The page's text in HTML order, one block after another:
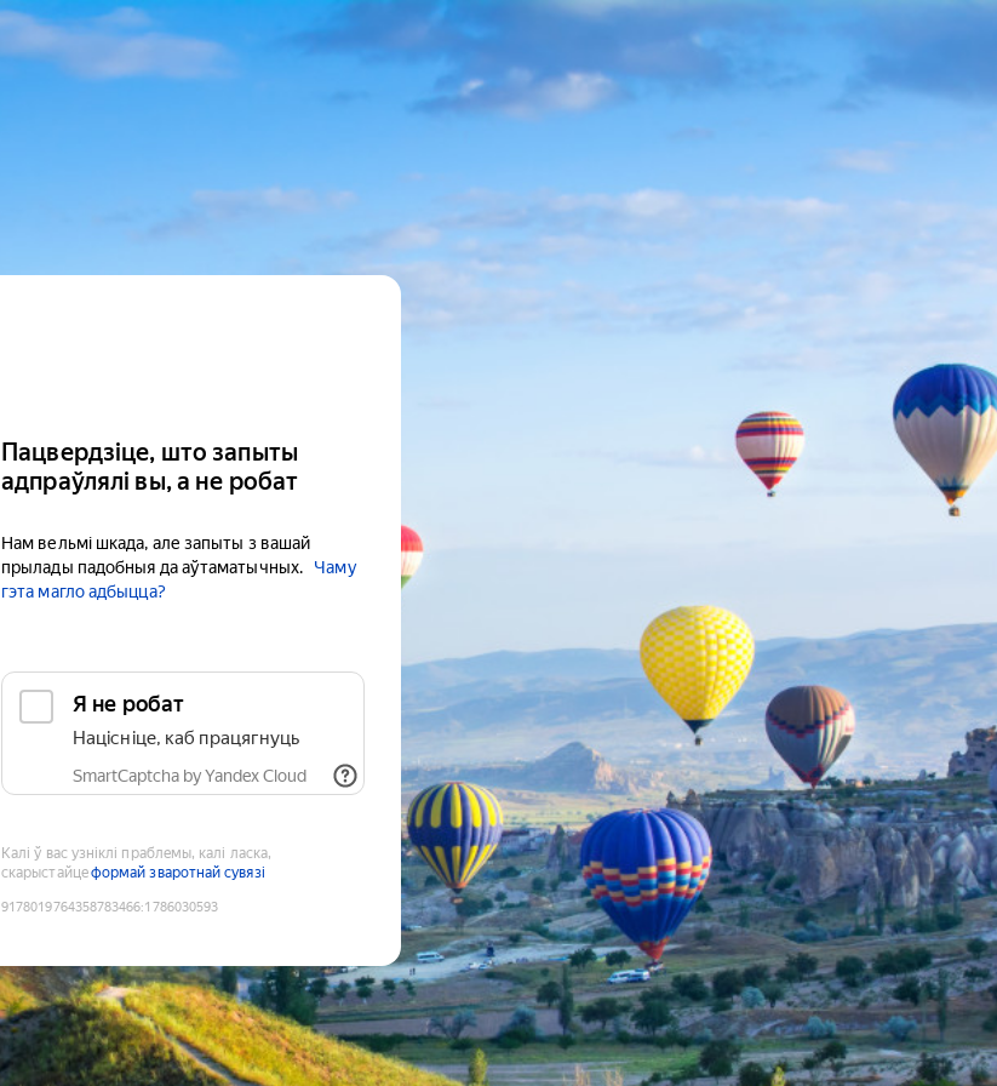
Пацвердзіце, што запыты
адпраўлялі вы, а не робат
Нам вельмі шкада, але запыты з вашай
прылады падобныя да аўтаматычных.
Чаму
гэта магло адбыцца?
Я не робат
Націсніце, каб працягнуць
SmartCaptcha by Yandex Cloud
Калі ў вас узніклі праблемы, калі ласка,
скарыстайцеформай зваротнай сувязі
9178019764358783466:1786030593